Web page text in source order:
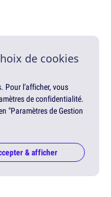
de cookies
Pour l'afficher, vous
de confidentialité.
"Paramètres de Gestion
& afficher